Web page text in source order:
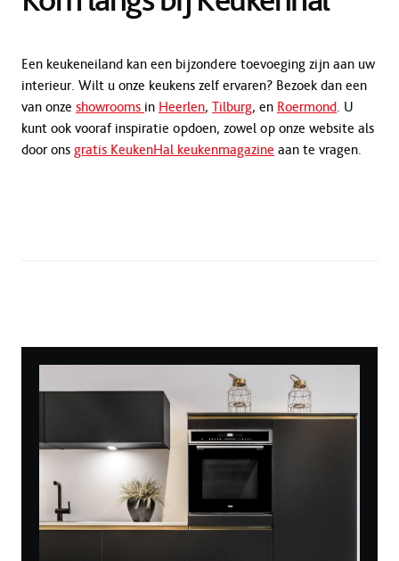
Een keukeneiland kan een bijzondere toevoeging zijn aan uw
interieur. Wilt u onze keukens zelf ervaren? Bezoek dan een
van onze showrooms in Heerlen, Tilburg, en Roermond. U
kunt ook vooraf inspiratie opdoen, zowel op onze website als
door ons gratis KeukenHal keukenmagazine aan te vragen.